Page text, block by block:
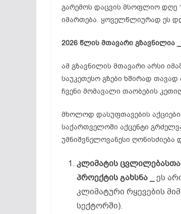
გარემოს დაცვის მსოფლიო დღე
იმართება. ყოველწლიურად ეს
2026 წლის მთავარი გზავნილია _
ამ გზავნილის მთავარი არსი
საუკეთესო გზები ხშირად თავად
ჩვენი მომავალი თაობების
მხოლოდ დასუფთავების
საქართველოში აქცენტი
უმნიშვნელოვანესი ღონისძიება
კლიმატის
პროექტისგახსნა _
ეს
კლიმატური რყევების
სექტორში).